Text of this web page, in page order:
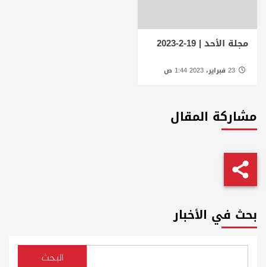
مجلة الأحد | 19-2-2023
مشاركة المقال
بحث في الأخبار
البحث